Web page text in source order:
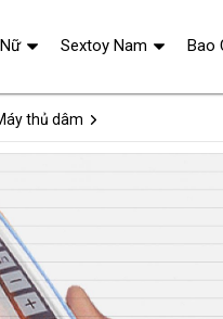
thủ dâm
Sextoy Nam Bao